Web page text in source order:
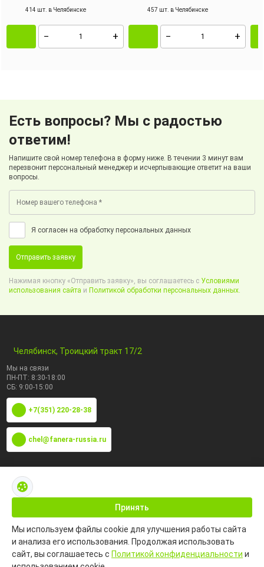
414 шт. в Челябинске 457 шт. в Челябинске
Есть вопросы? Мы с радостью
ответим!
Напишите свой номер телефона в форму ниже. В течении 3 минут вам
перезвонит персональный менеджер и исчерпывающие ответит на ваши
вопросы.
Я согласен на обработку персональных данных
Отправить заявку
Нажимая кнопку «Отправить заявку», вы соглашаетесь с Условиями
использования сайта и Политикой обработки персональных данных.
Мы используем файлы cookie для улучшения работы сайта
и анализа его использования. Продолжая использовать
сайт, вы соглашаетесь с Политикой конфиденциальности и
Принять
Челябинск, Троицкий тракт 17/2
Мы на связи
ПН-ПТ: 8:30-18:00
СБ: 9:00-15:00
+7(351) 220-28-38
chel@fanera-russia.ru
По маркам
Каталог по сфере применения
Информация